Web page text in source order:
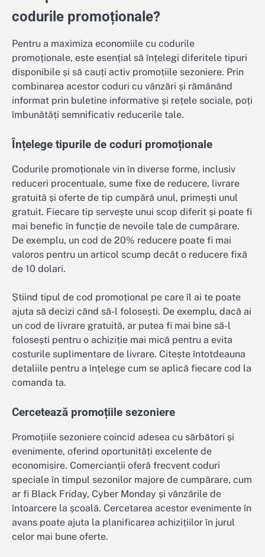
codurile promoționale?
Pentru a maximiza economiile cu codurile
promoționale, este esențial să înțelegi diferitele tipuri
disponibile și să cauți activ promoțiile sezoniere. Prin
combinarea acestor coduri cu vânzări și rămânând
informat prin buletine informative și rețele sociale, poți
îmbunătăți semnificativ reducerile tale.
Înțelege tipurile de coduri promoționale
Codurile promoționale vin în diverse forme, inclusiv
reduceri procentuale, sume fixe de reducere, livrare
gratuită și oferte de tip cumpără unul, primești unul
gratuit. Fiecare tip servește unui scop diferit și poate fi
mai benefic în funcție de nevoile tale de cumpărare.
De exemplu, un cod de 20% reducere poate fi mai
valoros pentru un articol scump decât o reducere fixă
de 10 dolari.
Știind tipul de cod promoțional pe care îl ai te poate
ajuta să decizi când să-l folosești. De exemplu, dacă ai
un cod de livrare gratuită, ar putea fi mai bine să-l
folosești pentru o achiziție mai mică pentru a evita
costurile suplimentare de livrare. Citește întotdeauna
detaliile pentru a înțelege cum se aplică fiecare cod la
comanda ta.
Cercetează promoțiile sezoniere
Promoțiile sezoniere coincid adesea cu sărbători și
evenimente, oferind oportunități excelente de
economisire. Comercianții oferă frecvent coduri
speciale în timpul sezonilor majore de cumpărare, cum
ar fi Black Friday, Cyber Monday și vânzările de
întoarcere la școală. Cercetarea acestor evenimente în
avans poate ajuta la planificarea achizițiilor în jurul
celor mai bune oferte.